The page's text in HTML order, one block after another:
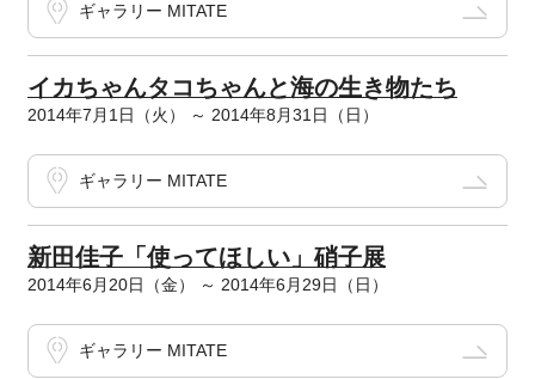
ギャラリー MITATE
イカちゃんタコちゃんと海の生き物たち
2014年7月1日（火） ～ 2014年8月31日（日）
ギャラリー MITATE
新田佳子「使ってほしい」硝子展
2014年6月20日（金） ～ 2014年6月29日（日）
ギャラリー MITATE